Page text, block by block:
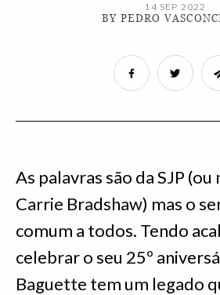
14 SEP 2022
BY PEDRO
As palavras são da SJP
Carrie Bradshaw) mas o
comum a todos. Tendo
celebrar o seu 25º
Baguette tem um legado